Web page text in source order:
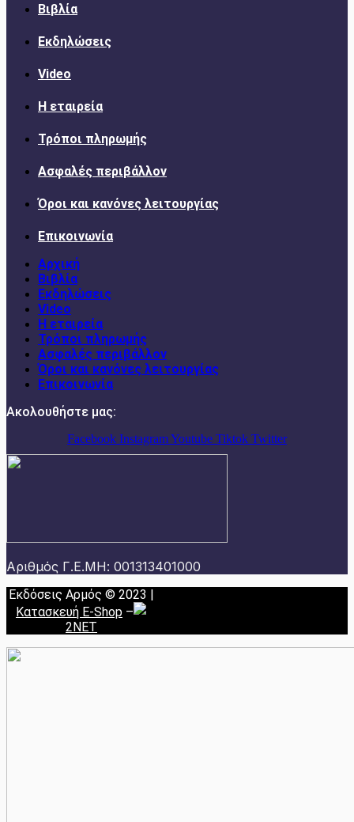
Βιβλία
Εκδηλώσεις
Video
Η εταιρεία
Τρόποι πληρωμής
Ασφαλές περιβάλλον
Όροι και κανόνες λειτουργίας
Επικοινωνία
Αρχική
Βιβλία
Εκδηλώσεις
Video
Η εταιρεία
Τρόποι πληρωμής
Ασφαλές περιβάλλον
Όροι και κανόνες λειτουργίας
Επικοινωνία
Ακολουθήστε μας:
Facebook InstagramYoutube Tiktok Twitter
Αριθμός Γ.Ε.ΜΗ: 001313401000
Εκδόσεις Αρμός © 2023 |
Κατασκευή E-Shop –
2NET